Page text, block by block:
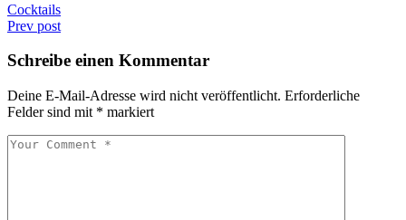
Cocktails
Prev post
Schreibe einen Kommentar
Deine E-Mail-Adresse wird nicht veröffentlicht. Erforderliche
Felder sind mit * markiert